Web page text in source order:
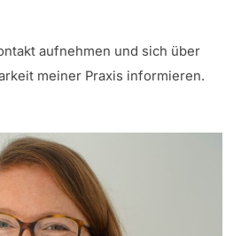
aufnehmen und sich über
meiner Praxis informieren.